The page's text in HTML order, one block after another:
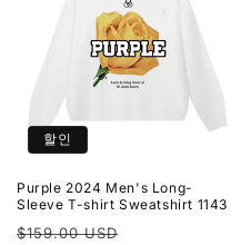
할인
Purple 2024 Men's Long-
Sleeve T-shirt Sweatshirt 1143
정
$159.00 USD